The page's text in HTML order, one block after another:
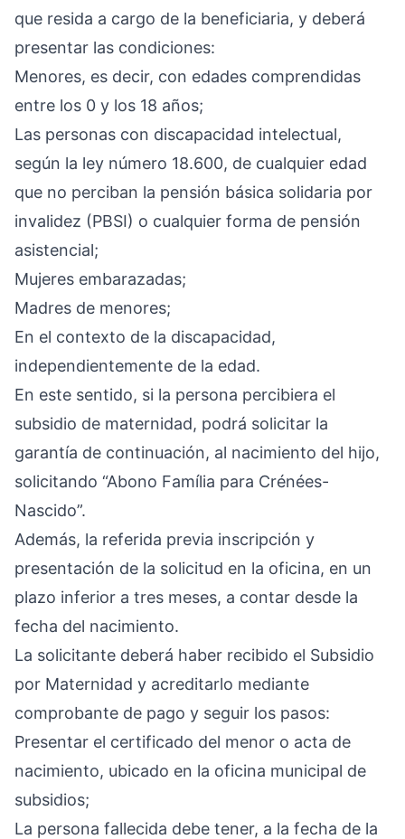
que resida a cargo de la beneficiaria, y deberá
presentar las condiciones:
Menores, es decir, con edades comprendidas
entre los 0 y los 18 años;
Las personas con discapacidad intelectual,
según la ley número 18.600, de cualquier edad
que no perciban la pensión básica solidaria por
invalidez (PBSI) o cualquier forma de pensión
asistencial;
Mujeres embarazadas;
Madres de menores;
En el contexto de la discapacidad,
independientemente de la edad.
En este sentido, si la persona percibiera el
subsidio de maternidad, podrá solicitar la
garantía de continuación, al nacimiento del hijo,
solicitando “Abono Família para Crénées-
Nascido”.
Además, la referida previa inscripción y
presentación de la solicitud en la oficina, en un
plazo inferior a tres meses, a contar desde la
fecha del nacimiento.
La solicitante deberá haber recibido el Subsidio
por Maternidad y acreditarlo mediante
comprobante de pago y seguir los pasos:
Presentar el certificado del menor o acta de
nacimiento, ubicado en la oficina municipal de
subsidios;
La persona fallecida debe tener, a la fecha de la